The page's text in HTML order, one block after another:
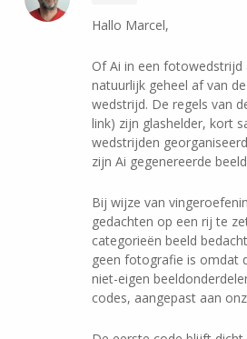
Hallo Marcel,
Of Ai in een fotowedstrijd
natuurlijk geheel af van
wedstrijd. De regels van
link) zijn glashelder, kort
wedstrijden
zijn Ai gegenereerde
Bij wijze van
gedachten op een rij te
categorieën beeld
geen fotografie is omdat
niet-eigen
codes, aangepast aan